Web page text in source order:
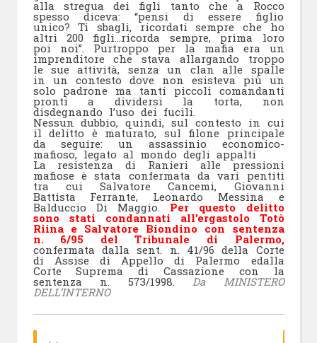
alla stregua dei figli tanto che a Rocco
spesso diceva: “pensi di essere figlio
unico? Ti sbagli, ricordati sempre che ho
altri 200 figli…ricorda sempre, prima loro
poi noi”. Purtroppo per la mafia era un
imprenditore che stava allargando troppo
le sue attività, senza un clan alle spalle
in un contesto dove non esisteva più un
solo padrone ma tanti piccoli comandanti
pronti a dividersi la torta, non
disdegnando l’uso dei fucili.
Nessun dubbio, quindi, sul contesto in cui
il delitto è maturato, sul filone principale
da seguire: un assassinio economico-
mafioso, legato al mondo degli appalti
La resistenza di Ranieri alle pressioni
mafiose è stata confermata da vari pentiti
tra cui Salvatore Cancemi, Giovanni
Battista Ferrante, Leonardo Messina e
Balduccio Di Maggio. Per questo delitto
sono stati condannati all’ergastolo Totò
Riina e Salvatore Biondino con sentenza
n. 6/95 del Tribunale di Palermo,
confermata dalla sent. n. 41/96 della Corte
di Assise di Appello di Palermo edalla
Corte Suprema di Cassazione con la
sentenza n. 573/1998.Da MINISTERO
DELL’INTERNO